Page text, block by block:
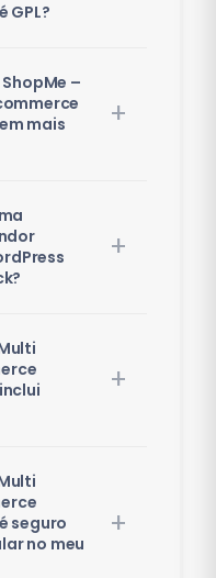
GPL?
–
mais
seguro
no meu